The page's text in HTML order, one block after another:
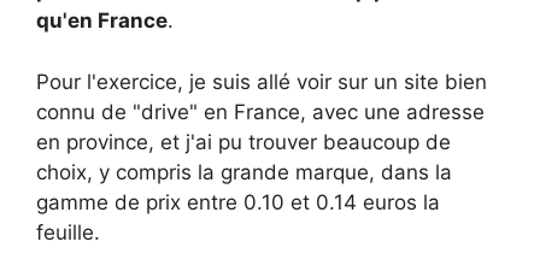
qu'en France.
Pour l'exercice, je suis allé voir sur un site bien
connu de "drive" en France, avec une adresse
en province, et j'ai pu trouver beaucoup de
choix, y compris la grande marque, dans la
gamme de prix entre 0.10 et 0.14 euros la
feuille.